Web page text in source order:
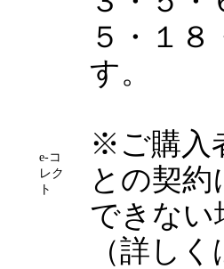
e-コ
レク
ト
５・１
す。
※ご購入
との契
できない
（詳し